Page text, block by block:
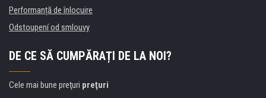
Performanță de înlocuire
Odstoupení od smlouvy
DE CE SĂ CUMPĂRAȚI DE LA NOI?
Cele mai bune preţuri preţuri